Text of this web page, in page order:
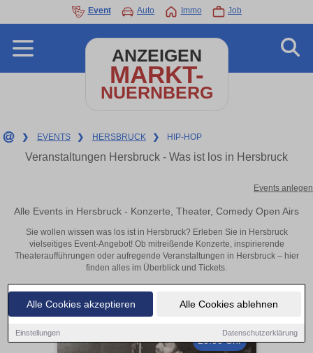
Alle Cookies akzeptieren Alle Cookies ablehnen
Einstellungen Datenschutzerklärung
Event Auto Immo Job
ANZEIGEN
MARKT-
NUERNBERG
❯ EVENTS ❯ HERSBRUCK ❯ HIP-HOP
Veranstaltungen Hersbruck - Was ist los in Hersbruck
Events anlegen
Alle Events in Hersbruck - Konzerte, Theater, Comedy Open Airs
Sie wollen wissen was los ist in Hersbruck? Erleben Sie in Hersbruck
vielseitiges Event-Angebot! Ob mitreißende Konzerte, inspirierende
Theateraufführungen oder aufregende Veranstaltungen in Hersbruck – hier
finden alles im Überblick und Tickets.
20:00 Uhr